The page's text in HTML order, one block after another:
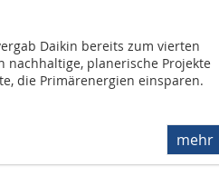
Daikin bereits zum vierten
nachhaltige, planerische Projekte
die Primärenergien einsparen.
mehr